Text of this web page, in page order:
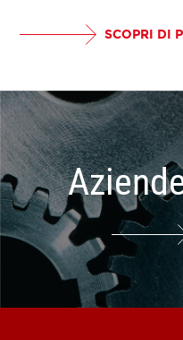
SCOPRI DI